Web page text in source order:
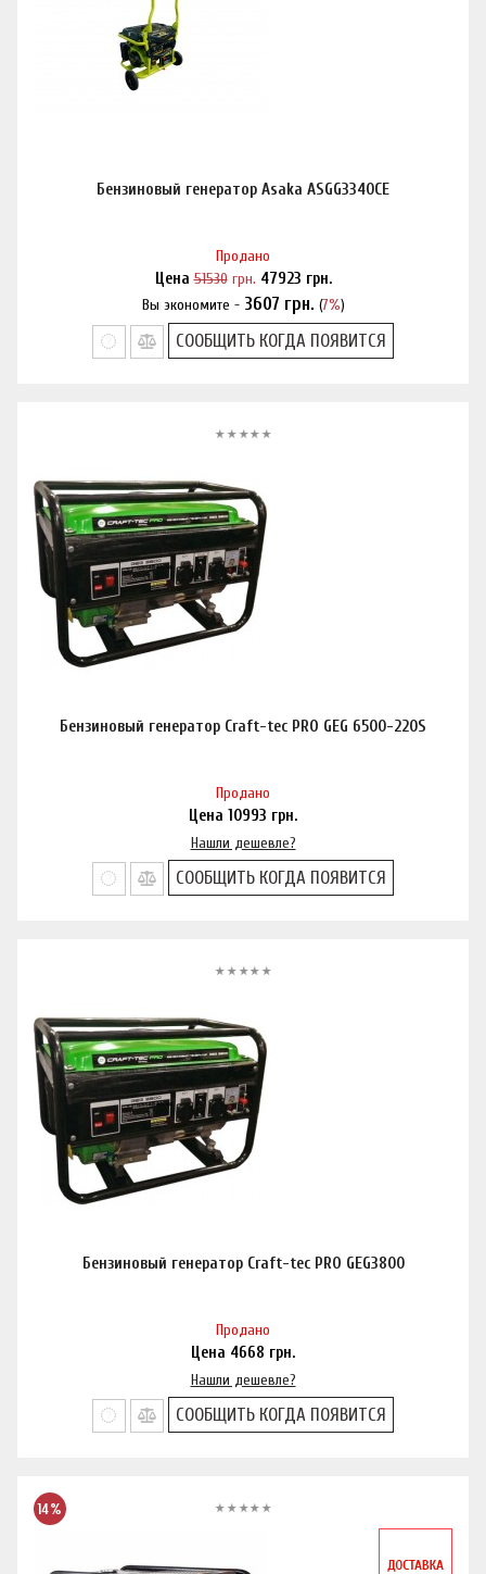
Бензиновый генератор Asaka ASGG3340CE
Продано
Цена51530грн. 47923 грн.
Вы экономите - 3607 грн. (7%)
Нашли дешевле?
СООБЩИТЬ КОГДА ПОЯВИТСЯ
Бензиновый генератор Craft-tec PRO GEG 6500-220S
Продано
Цена 10993 грн.
Нашли дешевле?
СООБЩИТЬ КОГДА ПОЯВИТСЯ
Бензиновый генератор Craft-tec PRO GEG3800
Продано
Цена 4668 грн.
Нашли дешевле?
СООБЩИТЬ КОГДА ПОЯВИТСЯ
14%